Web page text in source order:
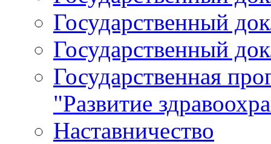
Государственный
Государственный
Государственная
"Развитие
Наставничество